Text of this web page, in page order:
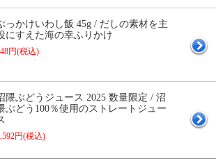
っかけいわし飯 45g / だしの素材を主
にすえた海の幸ふりかけ
円(税込)
隈ぶどうジュース 2025 数量限定 / 沼
ぶどう100％使用のストレートジュー
円(税込)